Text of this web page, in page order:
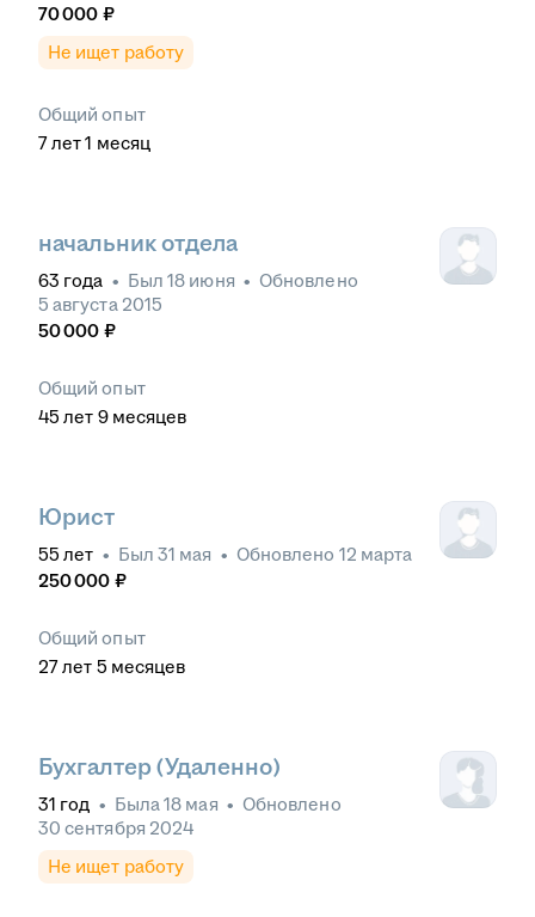
70 000 ₽
Не ищет работу
Общий опыт
7лет 1 месяц
начальник отдела
63 года • Был 18 июня • Обновлено
5 августа 2015
50 000 ₽
Общий опыт
45 лет 9 месяцев
Юрист
55 лет • Был 31 мая • Обновлено 12 марта
250 000 ₽
Общий опыт
27лет 5 месяцев
Бухгалтер (Удаленно)
31 год • Была18 мая • Обновлено
30 сентября 2024
Не ищет работу